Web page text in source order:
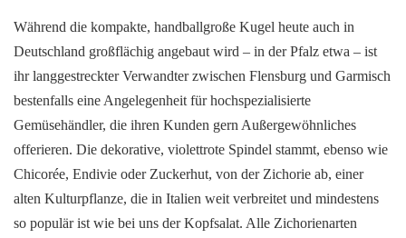
Während die kompakte, handballgroße Kugel heute auch in
Deutschland großflächig angebaut wird – in der Pfalz etwa – ist
ihr langgestreckter Verwandter zwischen Flensburg und Garmisch
bestenfalls eine Angelegenheit für hochspezialisierte
Gemüsehändler, die ihren Kunden gern Außergewöhnliches
offerieren. Die dekorative, violettrote Spindel stammt, ebenso wie
Chicorée, Endivie oder Zuckerhut, von der Zichorie ab, einer
alten Kulturpflanze, die in Italien weit verbreitet und mindestens
so populär ist wie bei uns der Kopfsalat. Alle Zichorienarten